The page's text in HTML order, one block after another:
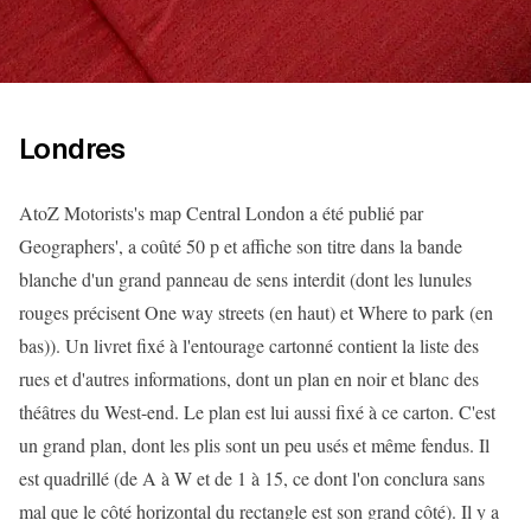
Londres
AtoZ Motorists's map Central London a été publié par
Geographers', a coûté 50 p et affiche son titre dans la bande
blanche d'un grand panneau de sens interdit (dont les lunules
rouges précisent One way streets (en haut) et Where to park (en
bas)). Un livret fixé à l'entourage cartonné contient la liste des
rues et d'autres informations, dont un plan en noir et blanc des
théâtres du West-end. Le plan est lui aussi fixé à ce carton. C'est
un grand plan, dont les plis sont un peu usés et même fendus. Il
est quadrillé (de A à W et de 1 à 15, ce dont l'on conclura sans
mal que le côté horizontal du rectangle est son grand côté). Il y a